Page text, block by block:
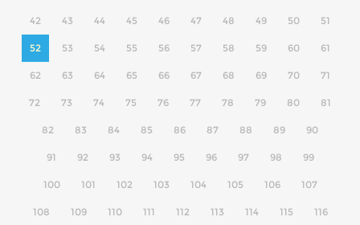
42 43 44 45 46 47 48 49 50 51
52 53 54 55 56 57 58 59 60 61
62 63 64 65 66 67 68 69 70 71
72 73 74 75 76 77 78 79 80 81
82 83 84 85 86 87 88 89 90
91 92 93 94 95 96 97 98 99
100 101 102 103 104 105 106 107
108 109 110 111 112 113 114 115 116